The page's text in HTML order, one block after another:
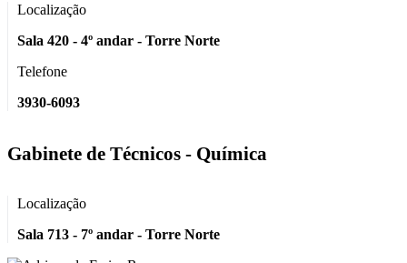
Localização
Sala 420 - 4º andar - Torre Norte
Telefone
3930-6093
Gabinete de Técnicos - Química
Localização
Sala 713 - 7º andar - Torre Norte